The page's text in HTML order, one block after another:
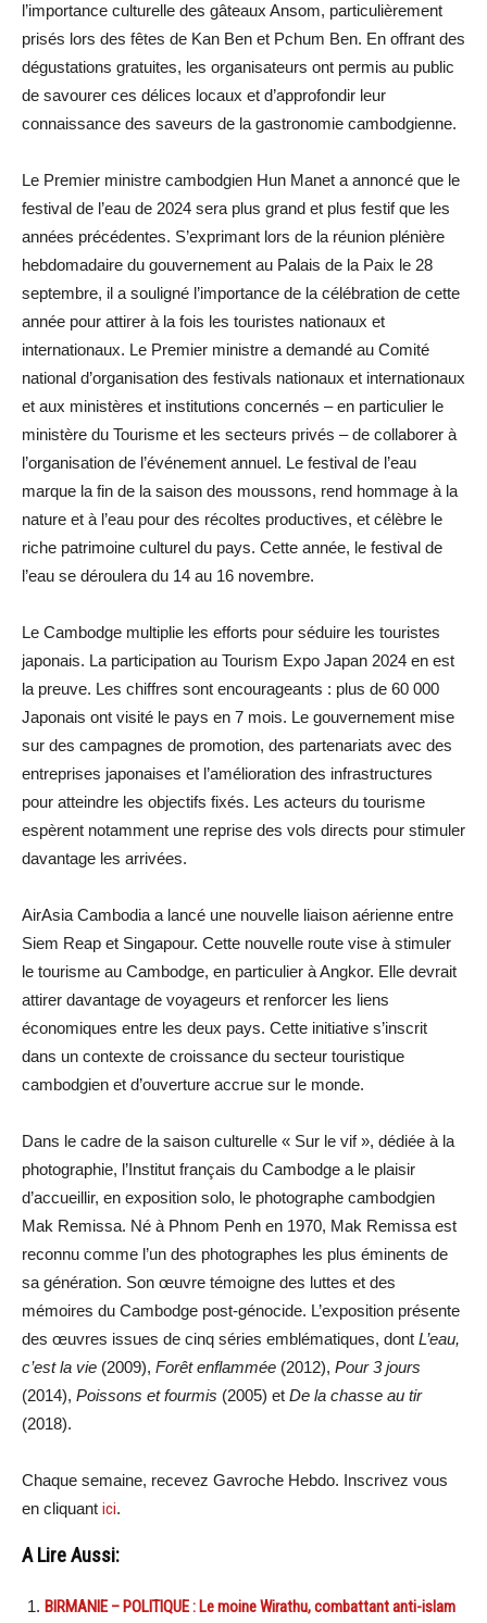
l’importance culturelle des gâteaux Ansom, particulièrement
prisés lors des fêtes de Kan Ben et Pchum Ben. En offrant des
dégustations gratuites, les organisateurs ont permis au public
de savourer ces délices locaux et d’approfondir leur
connaissance des saveurs de la gastronomie cambodgienne.
Le Premier ministre cambodgien Hun Manet a annoncé que le
festival de l’eau de 2024 sera plus grand et plus festif que les
années précédentes. S’exprimant lors de la réunion plénière
hebdomadaire du gouvernement au Palais de la Paix le 28
septembre, il a souligné l’importance de la célébration de cette
année pour attirer à la fois les touristes nationaux et
internationaux. Le Premier ministre a demandé au Comité
national d’organisation des festivals nationaux et internationaux
et aux ministères et institutions concernés – en particulier le
ministère du Tourisme et les secteurs privés – de collaborer à
l’organisation de l’événement annuel. Le festival de l’eau
marque la fin de la saison des moussons, rend hommage à la
nature et à l’eau pour des récoltes productives, et célèbre le
riche patrimoine culturel du pays. Cette année, le festival de
l’eau se déroulera du 14 au 16 novembre.
Le Cambodge multiplie les efforts pour séduire les touristes
japonais. La participation au Tourism Expo Japan 2024 en est
la preuve. Les chiffres sont encourageants : plus de 60 000
Japonais ont visité le pays en 7 mois. Le gouvernement mise
sur des campagnes de promotion, des partenariats avec des
entreprises japonaises et l’amélioration des infrastructures
pour atteindre les objectifs fixés. Les acteurs du tourisme
espèrent notamment une reprise des vols directs pour stimuler
davantage les arrivées.
AirAsia Cambodia a lancé une nouvelle liaison aérienne entre
Siem Reap et Singapour. Cette nouvelle route vise à stimuler
le tourisme au Cambodge, en particulier à Angkor. Elle devrait
attirer davantage de voyageurs et renforcer les liens
économiques entre les deux pays. Cette initiative s’inscrit
dans un contexte de croissance du secteur touristique
cambodgien et d’ouverture accrue sur le monde.
Dans le cadre de la saison culturelle « Sur le vif », dédiée à la
photographie, l’Institut français du Cambodge a le plaisir
d’accueillir, en exposition solo, le photographe cambodgien
Mak Remissa. Né à Phnom Penh en 1970, Mak Remissa est
reconnu comme l’un des photographes les plus éminents de
sa génération. Son œuvre témoigne des luttes et des
mémoires du Cambodge post-génocide. L’exposition présente
des œuvres issues de cinq séries emblématiques, dont L’eau,
c’est la vie (2009), Forêt enflammée (2012), Pour 3 jours
(2014), Poissons et fourmis (2005) et De la chasse au tir
(2018).
Chaque semaine, recevez Gavroche Hebdo. Inscrivez vous
en cliquant ici.
A Lire Aussi:
BIRMANIE – POLITIQUE : Le moine Wirathu, combattant anti-islam